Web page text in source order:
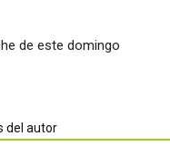
de este domingo
del autor